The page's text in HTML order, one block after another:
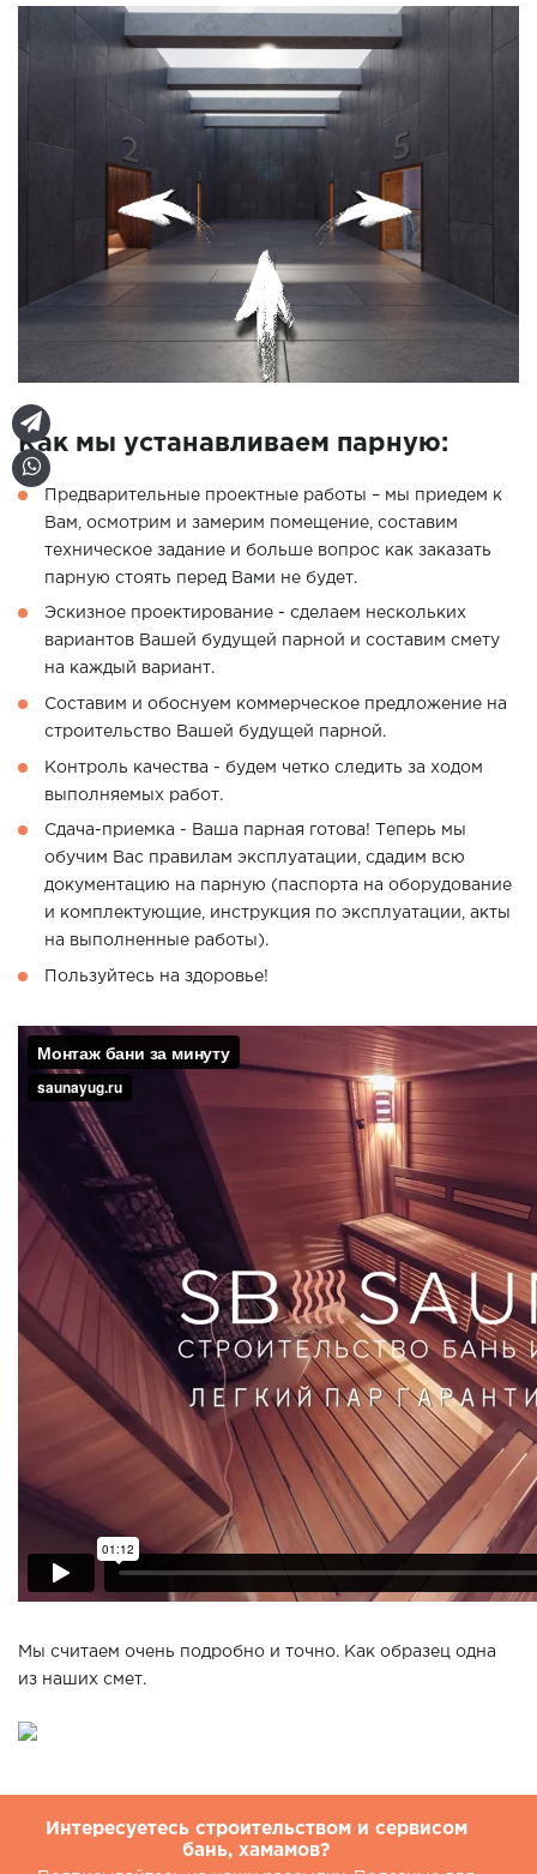
Как мы устанавливаем парную:
Предварительные проектные работы – мы приедем к
Вам, осмотрим и замерим помещение, составим
техническое задание и больше вопрос как заказать
парную стоять перед Вами не будет.
Эскизное проектирование - сделаем нескольких
вариантов Вашей будущей парной и составим смету
на каждый вариант.
Составим и обоснуем коммерческое предложение на
строительство Вашей будущей парной.
Контроль качества - будем четко следить за ходом
выполняемых работ.
Сдача-приемка - Ваша парная готова! Теперь мы
обучим Вас правилам эксплуатации, сдадим всю
документацию на парную (паспорта на оборудование
и комплектующие, инструкция по эксплуатации, акты
на выполненные работы).
Пользуйтесь на здоровье!
Мы считаем очень подробно и точно. Как образец одна
из наших смет.
Интересуетесь строительством и сервисом
бань, хамамов?